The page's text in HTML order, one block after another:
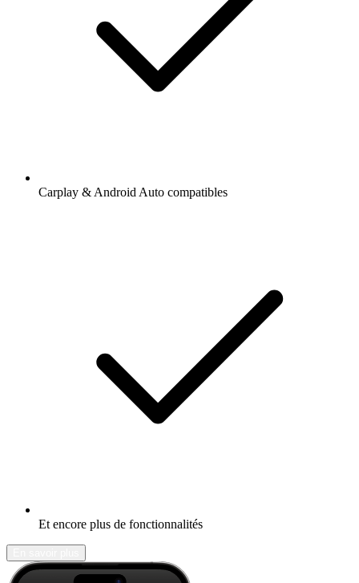
Carplay & Android Auto compatibles
Et encore plus de fonctionnalités